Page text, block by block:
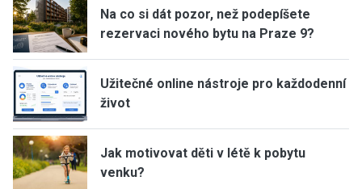
Na co si dát pozor, než podepíšete
rezervaci nového bytu na Praze 9?
Užitečné online nástroje pro každodenní
život
Jak motivovat děti v létě k pobytu
venku?